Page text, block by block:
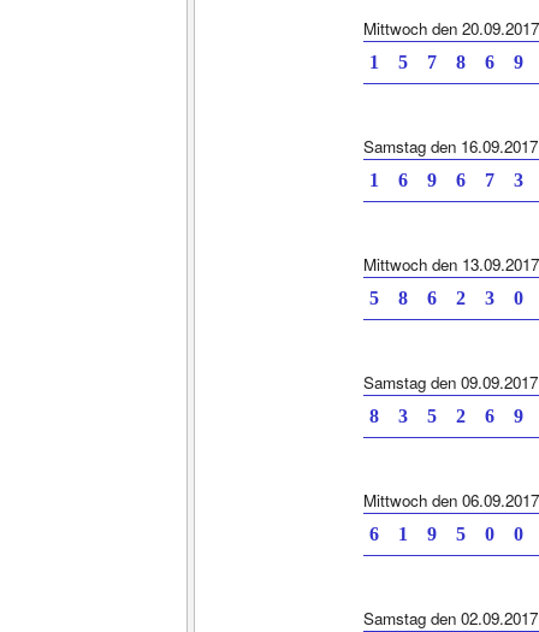
Mittwoch den 20.09.2017
1 5 7 8 6 9
Samstag den 16.09.2017
1 6 9 6 7 3
Mittwoch den 13.09.2017
5 8 6 2 3 0
Samstag den 09.09.2017
8 3 5 2 6 9
Mittwoch den 06.09.2017
6 1 9 5 0 0
Samstag den 02.09.2017